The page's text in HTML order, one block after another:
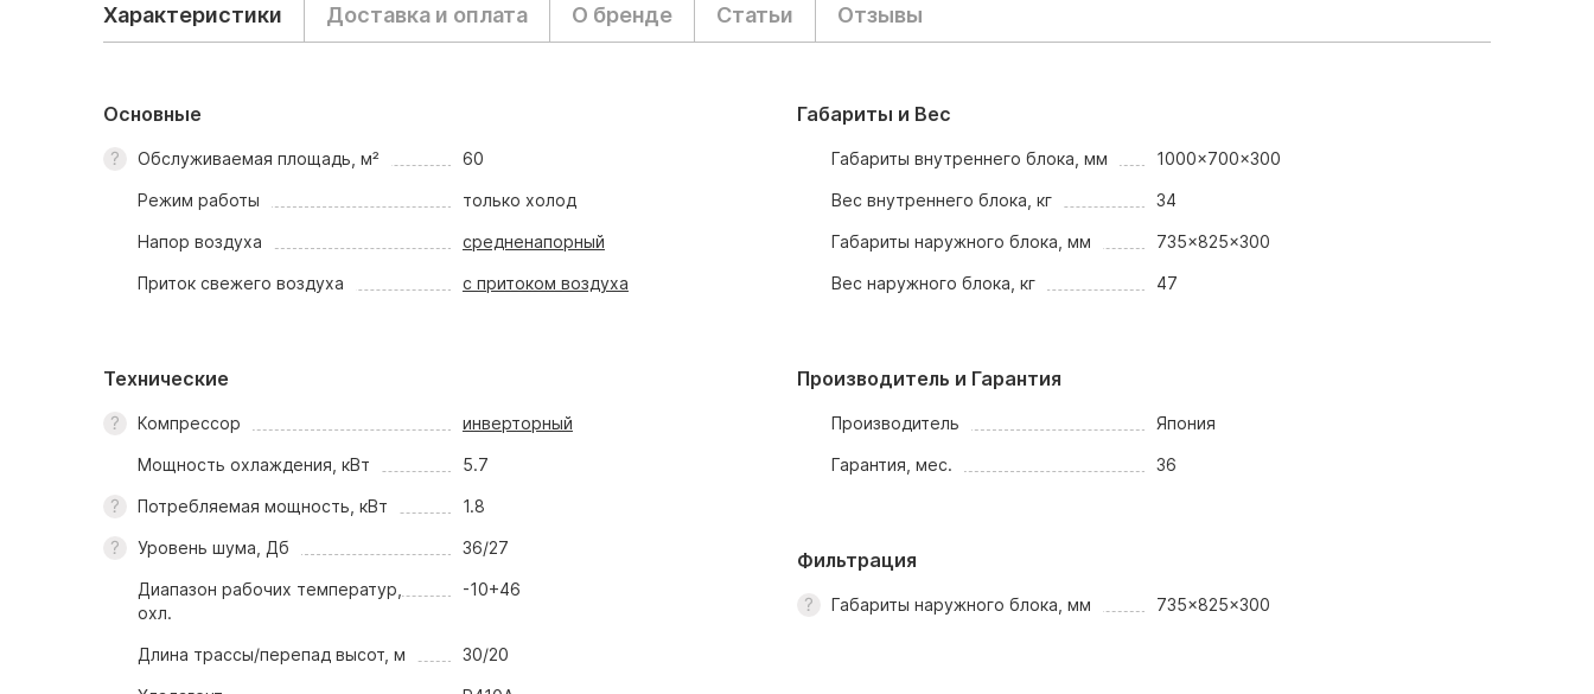
Характеристики Доставка и оплата О бренде Статьи Отзывы
Основные
Обслуживаемая площадь, м² 60
Режим работы только холод
Напор воздуха средненапорный
Приток свежего воздуха с притоком воздуха
Технические
Компрессор инверторный
Мощность охлаждения, кВт 5.7
Потребляемая мощность, кВт 1.8
Уровень шума, Дб 36/27
Диапазон рабочих температур,
охл.
-10+46
Длина трассы/перепад высот, м 30/20
Габариты и Вес
Габариты внутреннего блока, мм 1000x700x300
Вес внутреннего блока, кг 34
Габариты наружного блока, мм 735x825x300
Вес наружного блока, кг 47
Производитель и Гарантия
Производитель Япония
Гарантия, мес. 36
Фильтрация
Габариты наружного блока, мм 735x825x300